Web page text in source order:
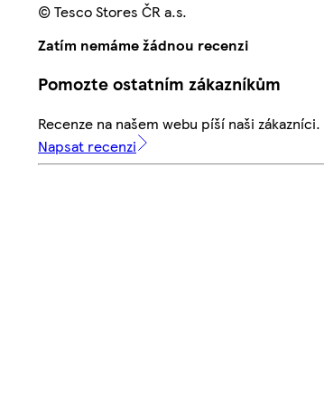
© Tesco Stores ČR a.s.
Zatím nemáme žádnou recenzi
Pomozte ostatním zákazníkům
Recenze na našem webu píší naši
Napsat recenzi